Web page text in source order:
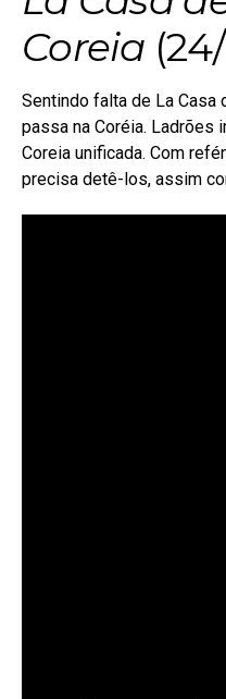
Coreia
Sentindo falta de La Casa
passa na Coréia. Ladrões
Coreia unificada. Com
precisa detê-los, assim